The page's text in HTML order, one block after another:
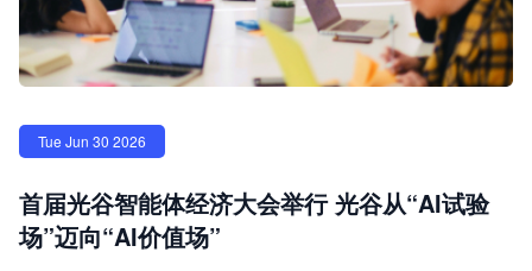
Tue Jun 30 2026
首届光谷智能体经济大会举行 光谷从“AI试验
场”迈向“AI价值场”